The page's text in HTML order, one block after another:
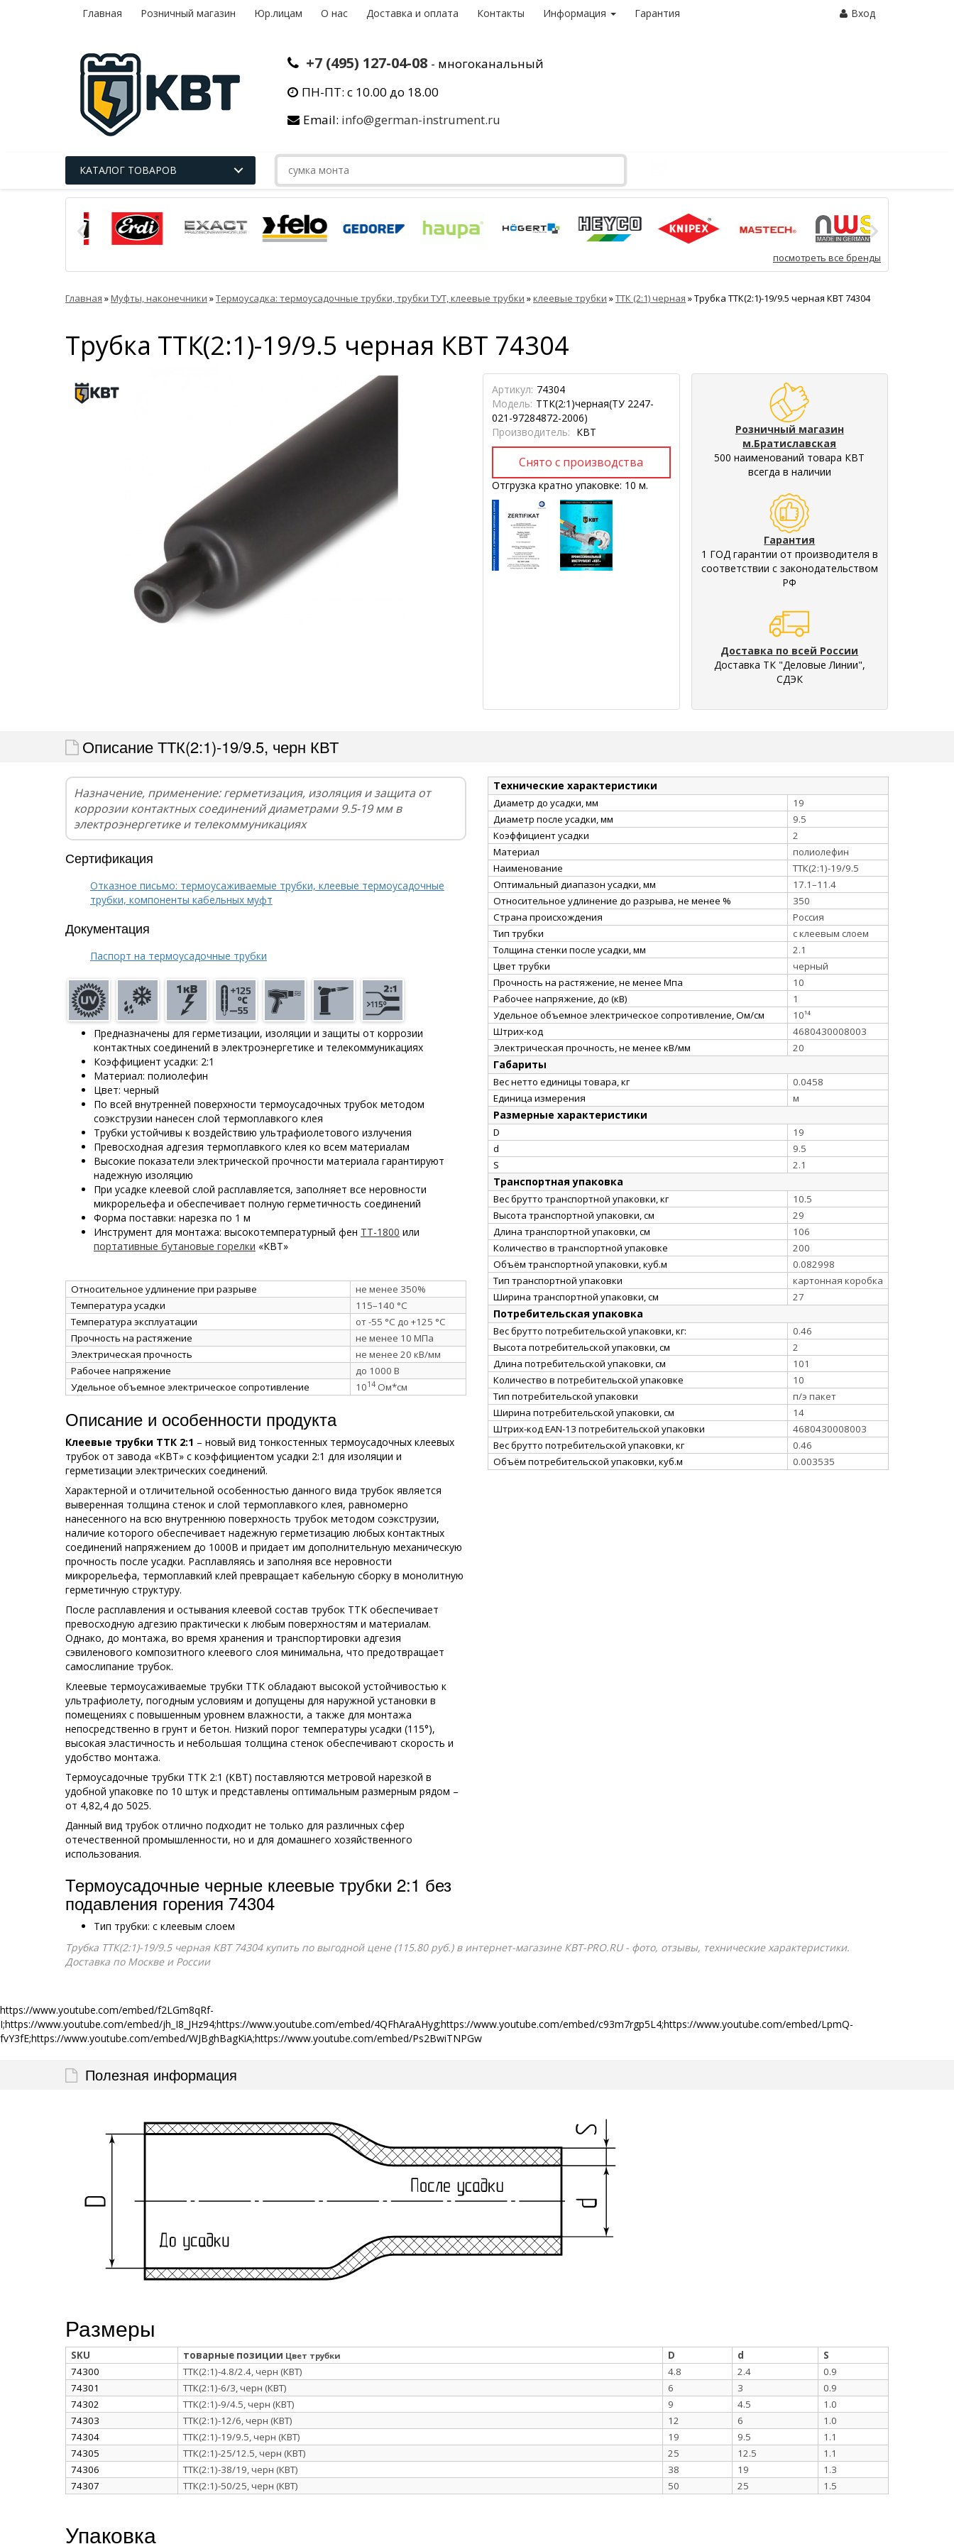
Главная Розничный магазин Юр.лицам О нас Доставка и оплата Контакты Информация Гарантия Вход
+7 (495) 127-04-08 - многоканальный
ПН-ПТ: с 10.00 до 18.00
Email: info@german-instrument.ru
КАТАЛОГ ТОВАРОВ
посмотреть все бренды
Главная »Муфты, наконечники »Термоусадка: термоусадочные трубки, трубки ТУТ, клеевые трубки »клеевые трубки »ТТК (2:1) черная »Трубка ТТК(2:1)-19/9.5 черная КВТ 74304
Трубка ТТК(2:1)-19/9.5 черная КВТ 74304
Артикул: 74304
Модель: ТТК(2:1)черная(ТУ 2247-
021-97284872-2006)
Производитель: КВТ
Отгрузка кратно упаковке: 10 м.
Розничный магазин
м.Братиславская
500 наименований товара КВТ
всегда в наличии
Гарантия
1 ГОД гарантии от производителя в
соответствии с законодательством
РФ
Доставка по всей России
Доставка ТК "Деловые Линии",
СДЭК
Описание ТТК(2:1)-19/9.5, черн КВТ
Назначение, применение: герметизация, изоляция и защита от
коррозии контактных соединений диаметрами 9.5-19 мм в
электроэнергетике и телекоммуникациях
Сертификация
Отказное письмо: термоусаживаемые трубки, клеевые термоусадочные
трубки, компоненты кабельных муфт
Документация
Паспорт на термоусадочные трубки
Предназначены для герметизации, изоляции и защиты от коррозии
контактных соединений в электроэнергетике и телекоммуникациях
Коэффициент усадки: 2:1
Материал: полиолефин
Цвет: черный
По всей внутренней поверхности термоусадочных трубок методом
соэкструзии нанесен слой термоплавкого клея
Трубки устойчивы к воздействию ультрафиолетового излучения
Превосходная адгезия термоплавкого клея ко всем материалам
Высокие показатели электрической прочности материала гарантируют
надежную изоляцию
При усадке клеевой слой расплавляется, заполняет все неровности
микрорельефа и обеспечивает полную герметичность соединений
Форма поставки: нарезка по 1 м
Инструмент для монтажа: высокотемпературный фен ТТ-1800 или
портативные бутановые горелки «КВТ»
Относительное удлинение при разрыве
не менее 350%
Температура усадки
115–140 °C
Температура эксплуатации
от -55 °C до +125 °C
Прочность на растяжение
не менее 10 МПа
Электрическая прочность
не менее 20 кВ/мм
Рабочее напряжение
до 1000 В
Удельное объемное электрическое сопротивление
1014 Ом*см
Описание и особенности продукта
Клеевые трубки ТТК 2:1 – новый вид тонкостенных термоусадочных клеевых
трубок от завода «КВТ» с коэффициентом усадки 2:1 для изоляции и
герметизации электрических соединений.
Характерной и отличительной особенностью данного вида трубок является
выверенная толщина стенок и слой термоплавкого клея, равномерно
нанесенного на всю внутреннюю поверхность трубок методом соэкструзии,
наличие которого обеспечивает надежную герметизацию любых контактных
соединений напряжением до 1000В и придает им дополнительную механическую
прочность после усадки. Расплавляясь и заполняя все неровности
микрорельефа, термоплавкий клей превращает кабельную сборку в монолитную
герметичную структуру.
После расплавления и остывания клеевой состав трубок ТТК обеспечивает
превосходную адгезию практически к любым поверхностям и материалам.
Однако, до монтажа, во время хранения и транспортировки адгезия
сэвиленового композитного клеевого слоя минимальна, что предотвращает
самослипание трубок.
Клеевые термоусаживаемые трубки ТТК обладают высокой устойчивостью к
ультрафиолету, погодным условиям и допущены для наружной установки в
помещениях с повышенным уровнем влажности, а также для монтажа
непосредственно в грунт и бетон. Низкий порог температуры усадки (115°),
высокая эластичность и небольшая толщина стенок обеспечивают скорость и
удобство монтажа.
Термоусадочные трубки ТТК 2:1 (КВТ) поставляются метровой нарезкой в
удобной упаковке по 10 штук и представлены оптимальным размерным рядом –
от 4,82,4 до 5025.
Данный вид трубок отлично подходит не только для различных сфер
отечественной промышленности, но и для домашнего хозяйственного
использования.
Термоусадочные черные клеевые трубки 2:1 без
подавления горения 74304
Тип трубки: с клеевым слоем
Технические характеристики
Диаметр до усадки, мм
19
Диаметр после усадки, мм
9.5
Коэффициент усадки
2
Материал
полиолефин
Наименование
ТТК(2:1)-19/9.5
Оптимальный диапазон усадки, мм
17.1–11.4
Относительное удлинение до разрыва, не менее %
350
Страна происхождения
Россия
Тип трубки
с клеевым слоем
Толщина стенки после усадки, мм
2.1
Цвет трубки
черный
Прочность на растяжение, не менее Мпа
10
Рабочее напряжение, до (кВ)
1
Удельное объемное электрическое сопротивление, Ом/см
10¹⁴
Штрих-код
4680430008003
Электрическая прочность, не менее кВ/мм
20
Габариты
Вес нетто единицы товара, кг
0.0458
Единица измерения
м
Размерные характеристики
D
19
d
9.5
S
2.1
Транспортная упаковка
Вес брутто транспортной упаковки, кг
10.5
Высота транспортной упаковки, см
29
Длина транспортной упаковки, см
106
Количество в транспортной упаковке
200
Объём транспортной упаковки, куб.м
0.082998
Тип транспортной упаковки
картонная коробка
Ширина транспортной упаковки, см
27
Потребительская упаковка
Вес брутто потребительской упаковки, кг:
0.46
Высота потребительской упаковки, см
2
Длина потребительской упаковки, см
101
Количество в потребительской упаковке
10
Тип потребительской упаковки
п/э пакет
Ширина потребительской упаковки, см
14
Штрих-код EAN-13 потребительской упаковки
4680430008003
Вес брутто потребительской упаковки, кг
0.46
Объём потребительской упаковки, куб.м
0.003535
Трубка ТТК(2:1)-19/9.5 черная КВТ 74304 купить по выгодной цене (115.80 руб.) в интернет-магазине КВТ-PRO.RU - фото, отзывы, технические характеристики.
Доставка по Москве и России
https://www.youtube.com/embed/f2LGm8qRf-
I;https://www.youtube.com/embed/jh_I8_JHz94;https://www.youtube.com/embed/4QFhAraAHyg;https://www.youtube.com/embed/c93m7rgp5L4;https://www.youtube.com/embed/LpmQ-
fvY3fE;https://www.youtube.com/embed/WJBghBagKiA;https://www.youtube.com/embed/Ps2BwiTNPGw
Полезная информация
Размеры
SKU товарные позиции Цвет трубки D d
S
74300
ТТК(2:1)-4.8/2.4, черн (КВТ) 4.8 2.4
0.9
74301
ТТК(2:1)-6/3, черн (КВТ) 6 3
0.9
74302
ТТК(2:1)-9/4.5, черн (КВТ) 9 4.5
1.0
74303
ТТК(2:1)-12/6, черн (КВТ) 12 6
1.0
74304
ТТК(2:1)-19/9.5, черн (КВТ) 19 9.5
1.1
74305
ТТК(2:1)-25/12.5, черн (КВТ) 25 12.5
1.1
74306
ТТК(2:1)-38/19, черн (КВТ) 38 19
1.3
74307
ТТК(2:1)-50/25, черн (КВТ) 50 25 1.5
Упаковка